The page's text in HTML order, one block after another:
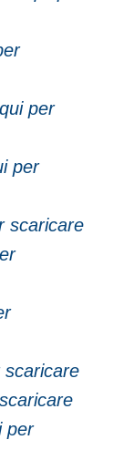
per
per
scaricare
scaricare
per